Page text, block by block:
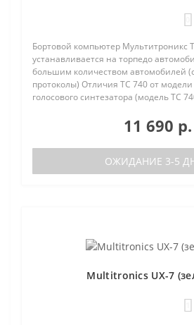
Бортовой компьютер Мультитроникс
устанавливается на торпедо
большим количеством автомобилей
протоколы) Отличия TC 740 от модели
голосового синтезатора (модель TC
11 690 р.
ОЖИДАНИЕ 3-5
Multitronics UX-7